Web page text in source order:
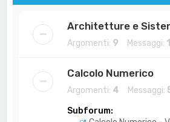
Architetture e
Argomenti: 9 Messaggi:
Calcolo Numerico
Argomenti: 4 Messaggi:
Subforum: